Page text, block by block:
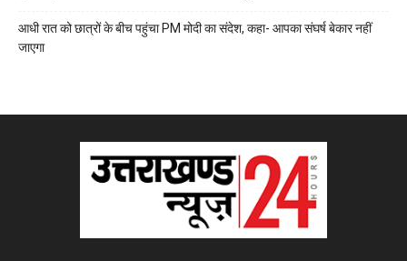
आधी रात को छात्रों के बीच पहुंचा PM मोदी का संदेश, कहा- आपका संघर्ष बेकार नहीं
जाएगा